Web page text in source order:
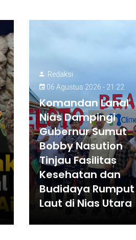
Redaksi
06 Agustus 2026 - 21:22
Komandan Lanal
Nias Dampingi
Gubernur Sumut
Bobby Nasution
Tinjau Fasilitas
Kesehatan dan
Budidaya Rumput
Laut di Nias Utara